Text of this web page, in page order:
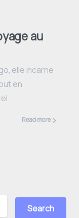
au
elle incarne
en
Read more